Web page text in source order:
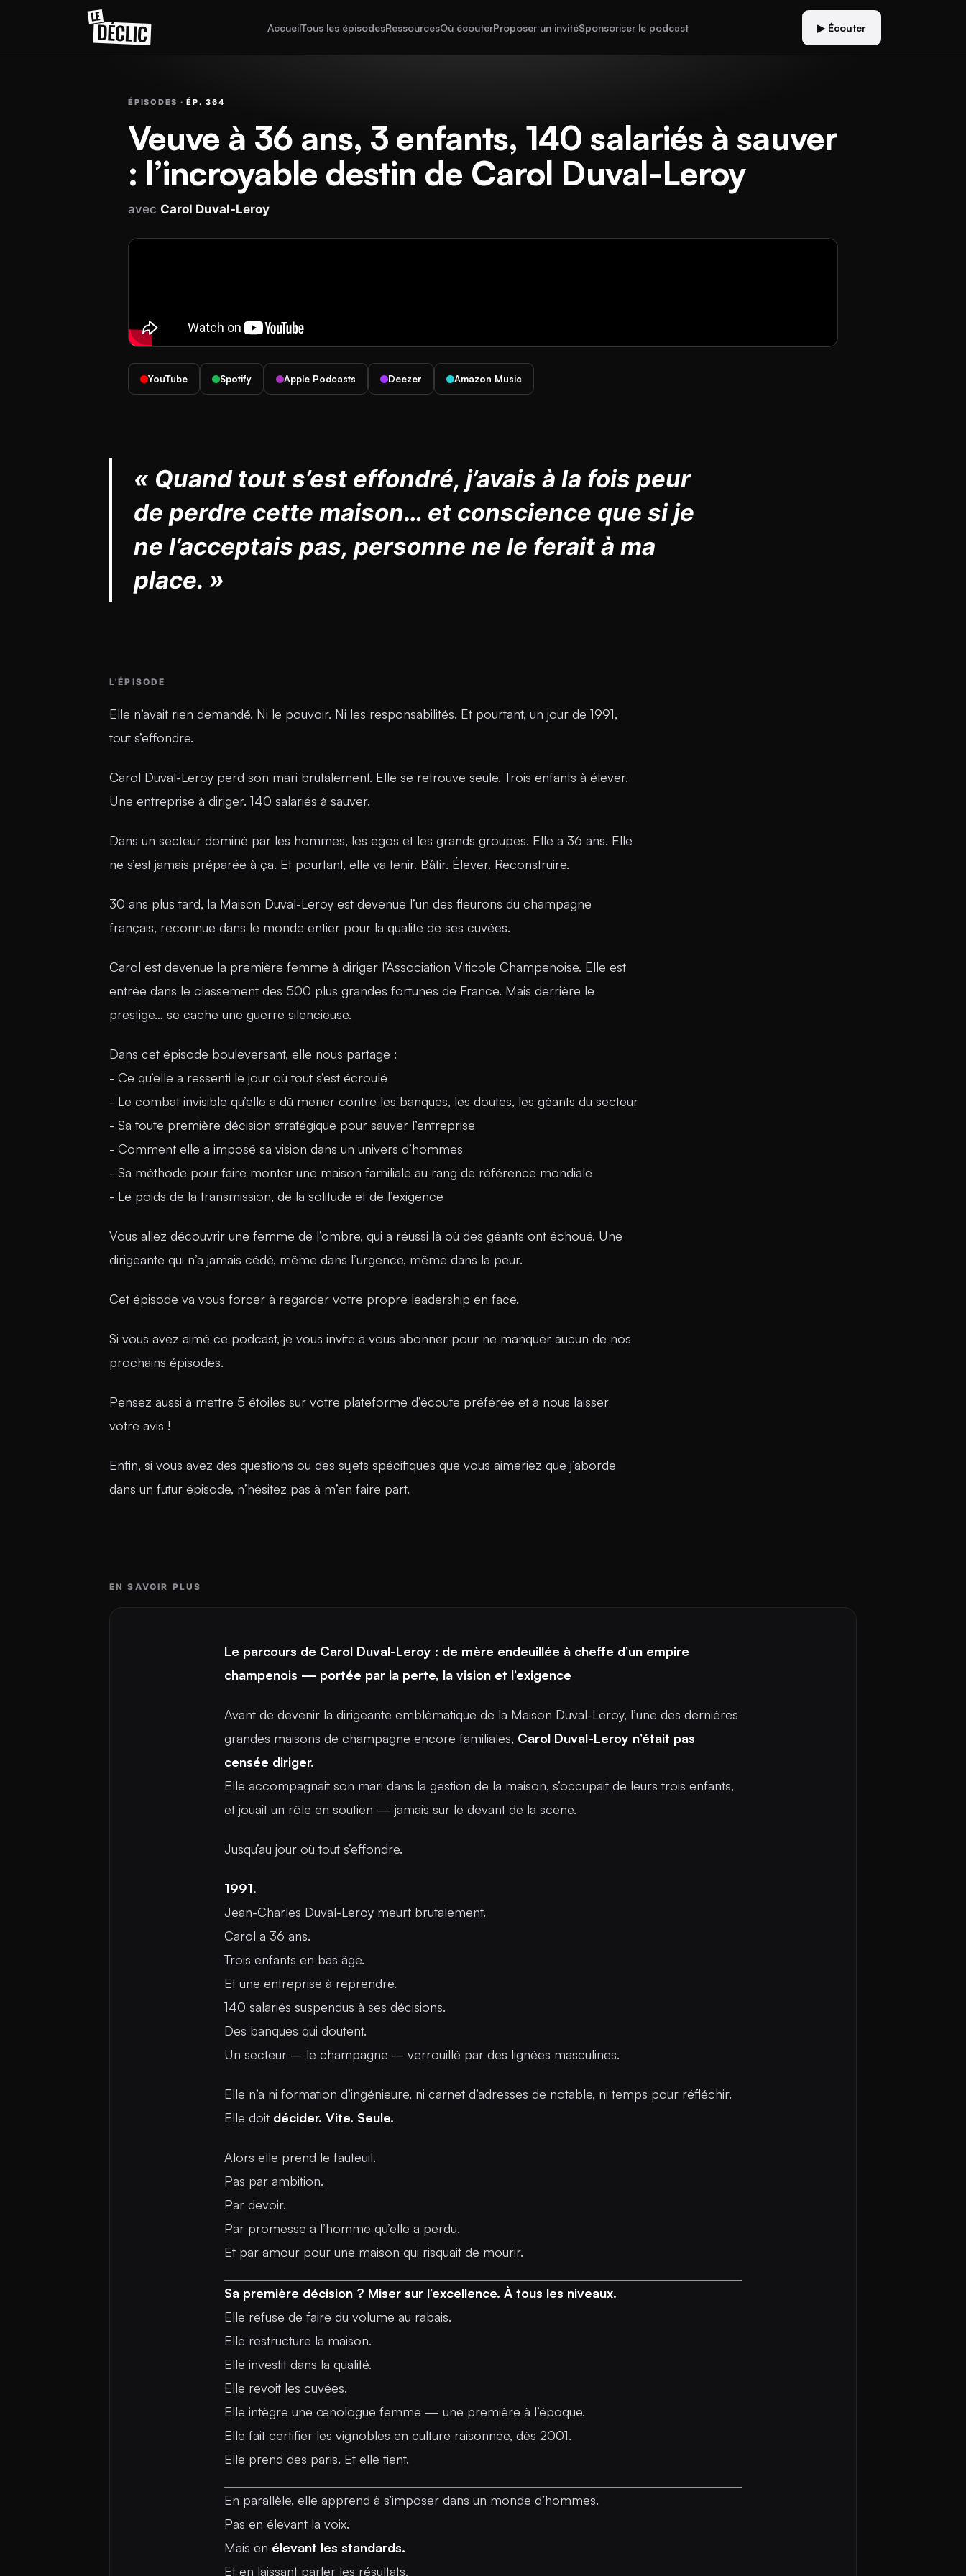
AccueilTous les épisodesRessourcesOù écouterProposer un invitéSponsoriser le podcast ▶ Écouter
ÉPISODES ·ÉP. 364
Veuve à 36 ans, 3 enfants, 140 salariés à sauver
: l’incroyable destin de Carol Duval-Leroy
avec Carol Duval-Leroy
YouTube Spotify Apple Podcasts Deezer Amazon Music
« Quand tout s’est effondré, j’avais à la fois peur
de perdre cette maison… et conscience que si je
ne l’acceptais pas, personne ne le ferait à ma
place. »
L'ÉPISODE
Elle n’avait rien demandé. Ni le pouvoir. Ni les responsabilités. Et pourtant, un jour de 1991,
tout s’effondre.
Carol Duval-Leroy perd son mari brutalement. Elle se retrouve seule. Trois enfants à élever.
Une entreprise à diriger. 140 salariés à sauver.
Dans un secteur dominé par les hommes, les egos et les grands groupes. Elle a 36 ans. Elle
ne s’est jamais préparée à ça. Et pourtant, elle va tenir. Bâtir. Élever. Reconstruire.
30 ans plus tard, la Maison Duval-Leroy est devenue l’un des fleurons du champagne
français, reconnue dans le monde entier pour la qualité de ses cuvées.
Carol est devenue la première femme à diriger l’Association Viticole Champenoise. Elle est
entrée dans le classement des 500 plus grandes fortunes de France. Mais derrière le
prestige… se cache une guerre silencieuse.
Dans cet épisode bouleversant, elle nous partage :
- Ce qu’elle a ressenti le jour où tout s’est écroulé
- Le combat invisible qu’elle a dû mener contre les banques, les doutes, les géants du secteur
- Sa toute première décision stratégique pour sauver l’entreprise
- Comment elle a imposé sa vision dans un univers d’hommes
- Sa méthode pour faire monter une maison familiale au rang de référence mondiale
- Le poids de la transmission, de la solitude et de l’exigence
Vous allez découvrir une femme de l’ombre, qui a réussi là où des géants ont échoué. Une
dirigeante qui n’a jamais cédé, même dans l’urgence, même dans la peur.
Cet épisode va vous forcer à regarder votre propre leadership en face.
Si vous avez aimé ce podcast, je vous invite à vous abonner pour ne manquer aucun de nos
prochains épisodes.
Pensez aussi à mettre 5 étoiles sur votre plateforme d’écoute préférée et à nous laisser
votre avis !
Enfin, si vous avez des questions ou des sujets spécifiques que vous aimeriez que j’aborde
dans un futur épisode, n’hésitez pas à m’en faire part.
EN SAVOIR PLUS
Le parcours de Carol Duval-Leroy : de mère endeuillée à cheffe d’un empire
champenois — portée par la perte, la vision et l’exigence
Avant de devenir la dirigeante emblématique de la Maison Duval-Leroy, l’une des dernières
grandes maisons de champagne encore familiales, Carol Duval-Leroy n’était pas
censée diriger.
Elle accompagnait son mari dans la gestion de la maison, s’occupait de leurs trois enfants,
et jouait un rôle en soutien — jamais sur le devant de la scène.
Jusqu’au jour où tout s’effondre.
1991.
Jean-Charles Duval-Leroy meurt brutalement.
Carol a 36 ans.
Trois enfants en bas âge.
Et une entreprise à reprendre.
140 salariés suspendus à ses décisions.
Des banques qui doutent.
Un secteur – le champagne – verrouillé par des lignées masculines.
Elle n’a ni formation d’ingénieure, ni carnet d’adresses de notable, ni temps pour réfléchir.
Elle doit décider. Vite. Seule.
Alors elle prend le fauteuil.
Pas par ambition.
Par devoir.
Par promesse à l’homme qu’elle a perdu.
Et par amour pour une maison qui risquait de mourir.
Sa première décision ? Miser sur l’excellence. À tous les niveaux.
Elle refuse de faire du volume au rabais.
Elle restructure la maison.
Elle investit dans la qualité.
Elle revoit les cuvées.
Elle intègre une œnologue femme — une première à l’époque.
Elle fait certifier les vignobles en culture raisonnée, dès 2001.
Elle prend des paris. Et elle tient.
En parallèle, elle apprend à s’imposer dans un monde d’hommes.
Pas en élevant la voix.
Mais en élevant les standards.
Et en laissant parler les résultats.